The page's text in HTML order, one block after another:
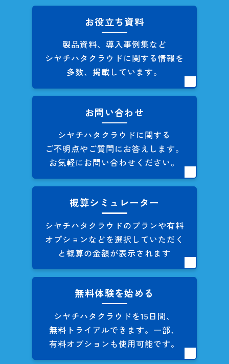
お役立ち資料
製品資料、導入事例集など
シヤチハタクラウドに関する情報を
多数、掲載しています。
お問い合わせ
シヤチハタクラウドに関する
ご不明点やご質問にお答えします。
お気軽にお問い合わせください。
概算シミュレーター
シヤチハタクラウドのプランや有料
オプションなどを選択していただく
と概算の金額が表示されます
無料体験を始める
シヤチハタクラウドを15日間、
無料トライアルできます。 一部、
有料オプションも使用可能です。